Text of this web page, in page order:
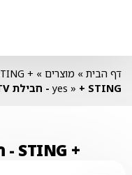
דף הבית » מוצרים »
yes » + STING ‏- ‏חבילת TV מושלמת
+ STING ‏- ‏חבילת TV מושלמת